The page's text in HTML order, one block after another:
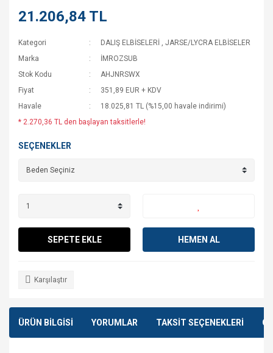
21.206,84 TL
Kategori DALIŞ ELBİSELERİ ,JARSE/LYCRA ELBİSELER
Marka
İMROZSUB
Stok Kodu
AHJNRSWX
Fiyat
351,89 EUR + KDV
Havale
18.025,81 TL (%15,00 havale indirimi)
* 2.270,36 TL den başlayan taksitlerle!
SEÇENEKLER
SEPETE EKLE HEMEN AL
Karşılaştır
ÜRÜN BİLGİSİ YORUMLAR TAKSİT SEÇENEKLERİ